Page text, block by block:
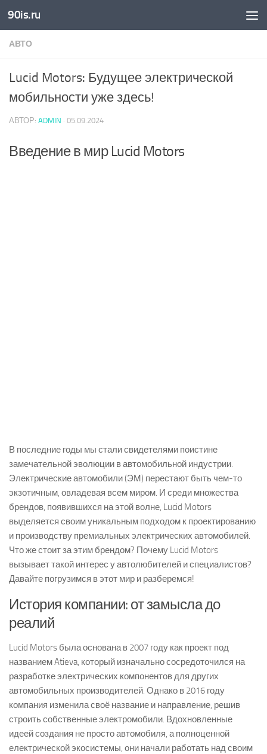
Skip to content
90is.ru
АВТО
Lucid Motors: Будущее электрической
мобильности уже здесь!
АВТОР: ADMIN · 05.09.2024
Введение в мир Lucid Motors
В последние годы мы стали свидетелями поистине
замечательной эволюции в автомобильной индустрии.
Электрические автомобили (ЭМ) перестают быть чем-то
экзотичным, овладевая всем миром. И среди множества
брендов, появившихся на этой волне, Lucid Motors
выделяется своим уникальным подходом к проектированию
и производству премиальных электрических автомобилей.
Что же стоит за этим брендом? Почему Lucid Motors
вызывает такой интерес у автолюбителей и специалистов?
Давайте погрузимся в этот мир и разберемся!
История компании: от замысла до
реалий
Lucid Motors была основана в 2007 году как проект под
названием Atieva, который изначально сосредоточился на
разработке электрических компонентов для других
автомобильных производителей. Однако в 2016 году
компания изменила своё название и направление, решив
строить собственные электромобили. Вдохновленные
идеей создания не просто автомобиля, а полноценной
електрической экосистемы, они начали работать над своим